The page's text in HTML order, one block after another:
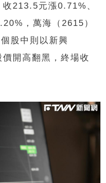
213.5元漲0.71%、
，萬海（2615）
股中則以新興
價開高翻黑，終場收